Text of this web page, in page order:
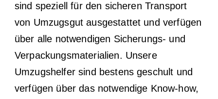
sind speziell für den sicheren Transport
von Umzugsgut ausgestattet und verfügen
über alle notwendigen Sicherungs- und
Verpackungsmaterialien. Unsere
Umzugshelfer sind bestens geschult und
verfügen über das notwendige Know-how,